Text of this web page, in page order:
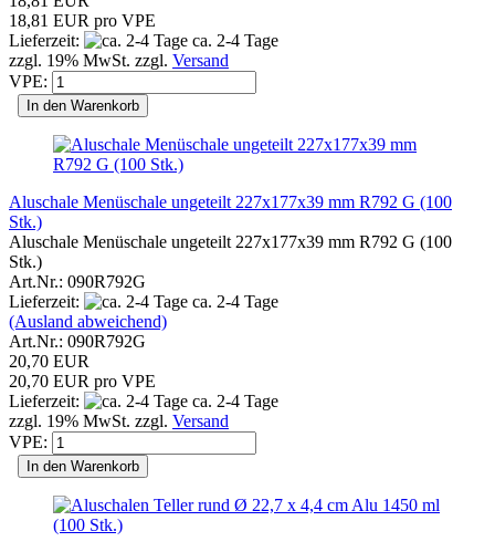
18,81 EUR pro VPE
Lieferzeit:
ca. 2-4 Tage
zzgl. 19% MwSt. zzgl. Versand
VPE:
In den Warenkorb
Aluschale Menüschale ungeteilt 227x177x39 mm R792 G (100
Stk.)
Aluschale Menüschale ungeteilt 227x177x39 mm R792 G (100
Stk.)
Art.Nr.: 090R792G
Lieferzeit:
ca. 2-4 Tage
(Ausland abweichend)
Art.Nr.: 090R792G
20,70 EUR
20,70 EUR pro VPE
Lieferzeit:
ca. 2-4 Tage
zzgl. 19% MwSt. zzgl. Versand
VPE:
In den Warenkorb